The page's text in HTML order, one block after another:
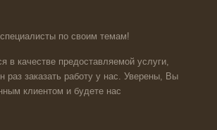
по своим темам!
в качестве предоставляемой услуги,
раз заказать работу у нас. Уверены, Вы
клиентом и будете нас